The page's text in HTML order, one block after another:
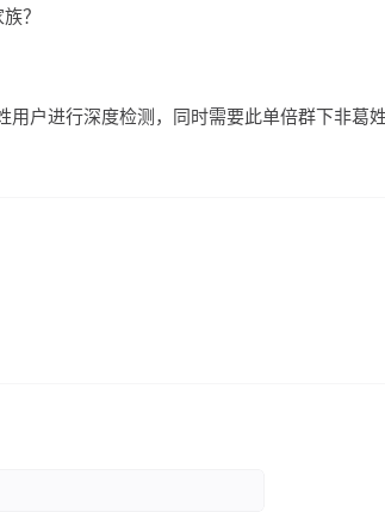
？
用户进行深度检测，同时需要此单倍群下非葛